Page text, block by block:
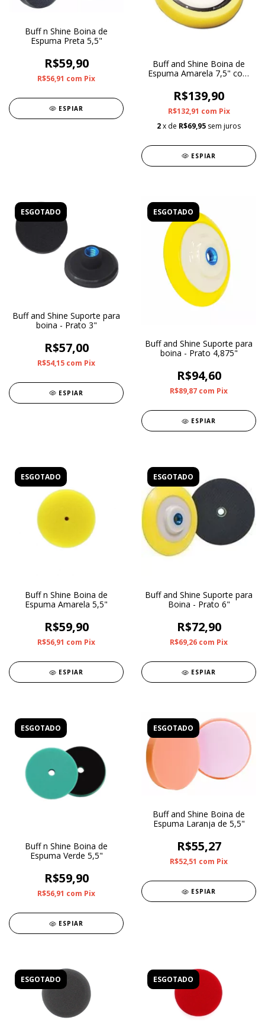
Buff n Shine Boina de
Espuma Preta 5,5"
R$59,90
R$56,91 com Pix
ESPIAR
Buff and Shine Boina de
Espuma Amarela 7,5" com
R$139,90
R$132,91 com Pix
2x de R$69,95 sem juros
ESPIAR
ESGOTADO
Buff and Shine Suporte para
boina - Prato 3"
R$57,00
R$54,15 com Pix
ESPIAR
ESGOTADO
Buff and Shine Suporte para
boina - Prato 4,875"
R$94,60
R$89,87 com Pix
ESPIAR
ESGOTADO
Buff n Shine Boina de
Espuma Amarela 5,5"
R$59,90
R$56,91 com Pix
ESPIAR
ESGOTADO
Buff and Shine Suporte para
Boina - Prato 6"
R$72,90
R$69,26 com Pix
ESPIAR
ESGOTADO
Buff n Shine Boina de
Espuma Verde 5,5"
R$59,90
R$56,91 com Pix
ESPIAR
ESGOTADO
Buff and Shine Boina de
Espuma Laranja de 5,5"
R$55,27
R$52,51 com Pix
ESPIAR
ESGOTADO ESGOTADO